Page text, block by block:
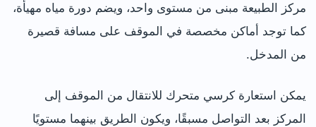
مركز الطبيعة مبنى من مستوى واحد، ويضم دورة مياه مهيأة،
كما توجد أماكن مخصصة في الموقف على مسافة قصيرة
من المدخل.
يمكن استعارة كرسي متحرك للانتقال من الموقف إلى
المركز بعد التواصل مسبقًا، ويكون الطريق بينهما مستويًا